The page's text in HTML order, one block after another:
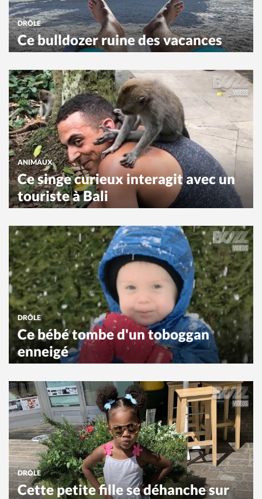
DRÔLE
Ce bulldozer ruine des vacances
ANIMAUX
Ce singe curieux interagit avec un
touriste à Bali
DRÔLE
Ce bébé tombe d'un toboggan
enneigé
DRÔLE
Cette petite fille se déhanche sur